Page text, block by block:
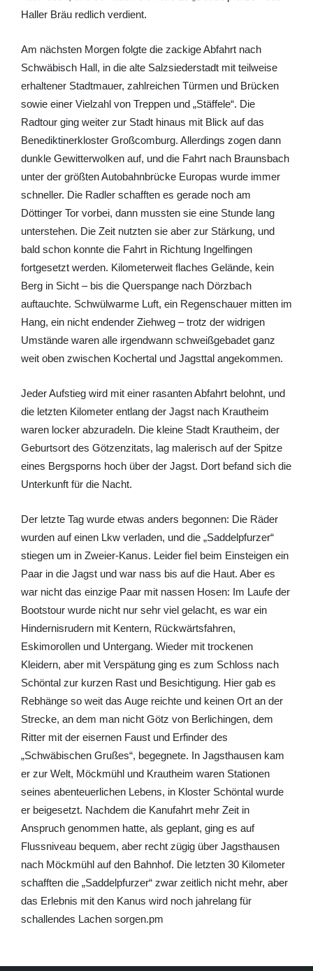
Haller Bräu redlich verdient.
Am nächsten Morgen folgte die zackige Abfahrt nach
Schwäbisch Hall, in die alte Salzsiederstadt mit teilweise
erhaltener Stadtmauer, zahlreichen Türmen und Brücken
sowie einer Vielzahl von Treppen und „Stäffele“. Die
Radtour ging weiter zur Stadt hinaus mit Blick auf das
Benediktinerkloster Großcomburg. Allerdings zogen dann
dunkle Gewitterwolken auf, und die Fahrt nach Braunsbach
unter der größten Autobahnbrücke Europas wurde immer
schneller. Die Radler schafften es gerade noch am
Döttinger Tor vorbei, dann mussten sie eine Stunde lang
unterstehen. Die Zeit nutzten sie aber zur Stärkung, und
bald schon konnte die Fahrt in Richtung Ingelfingen
fortgesetzt werden. Kilometerweit flaches Gelände, kein
Berg in Sicht – bis die Querspange nach Dörzbach
auftauchte. Schwülwarme Luft, ein Regenschauer mitten im
Hang, ein nicht endender Ziehweg – trotz der widrigen
Umstände waren alle irgendwann schweißgebadet ganz
weit oben zwischen Kochertal und Jagsttal angekommen.
Jeder Aufstieg wird mit einer rasanten Abfahrt belohnt, und
die letzten Kilometer entlang der Jagst nach Krautheim
waren locker abzuradeln. Die kleine Stadt Krautheim, der
Geburtsort des Götzenzitats, lag malerisch auf der Spitze
eines Bergsporns hoch über der Jagst. Dort befand sich die
Unterkunft für die Nacht.
Der letzte Tag wurde etwas anders begonnen: Die Räder
wurden auf einen Lkw verladen, und die „Saddelpfurzer“
stiegen um in Zweier-Kanus. Leider fiel beim Einsteigen ein
Paar in die Jagst und war nass bis auf die Haut. Aber es
war nicht das einzige Paar mit nassen Hosen: Im Laufe der
Bootstour wurde nicht nur sehr viel gelacht, es war ein
Hindernisrudern mit Kentern, Rückwärtsfahren,
Eskimorollen und Untergang. Wieder mit trockenen
Kleidern, aber mit Verspätung ging es zum Schloss nach
Schöntal zur kurzen Rast und Besichtigung. Hier gab es
Rebhänge so weit das Auge reichte und keinen Ort an der
Strecke, an dem man nicht Götz von Berlichingen, dem
Ritter mit der eisernen Faust und Erfinder des
„Schwäbischen Grußes“, begegnete. In Jagsthausen kam
er zur Welt, Möckmühl und Krautheim waren Stationen
seines abenteuerlichen Lebens, in Kloster Schöntal wurde
er beigesetzt. Nachdem die Kanufahrt mehr Zeit in
Anspruch genommen hatte, als geplant, ging es auf
Flussniveau bequem, aber recht zügig über Jagsthausen
nach Möckmühl auf den Bahnhof. Die letzten 30 Kilometer
schafften die „Saddelpfurzer“ zwar zeitlich nicht mehr, aber
das Erlebnis mit den Kanus wird noch jahrelang für
schallendes Lachen sorgen.pm